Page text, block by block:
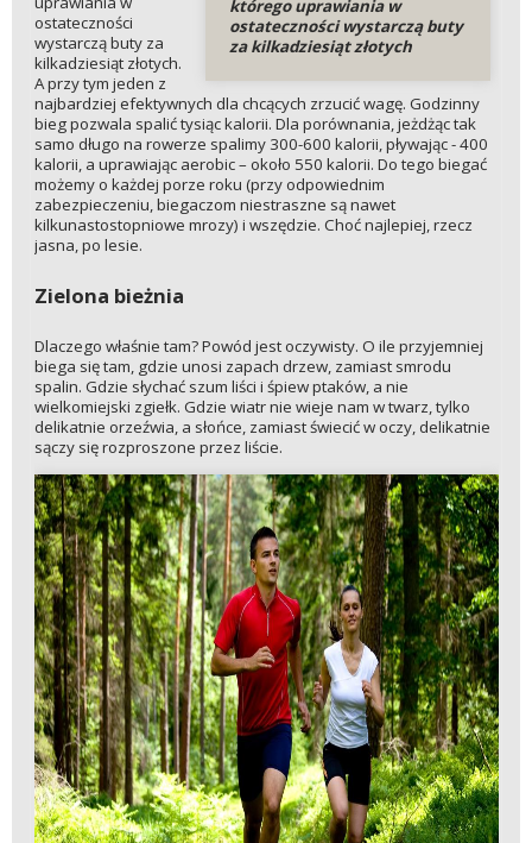
którego uprawiania w
ostateczności wystarczą buty
za kilkadziesiąt złotych
ostateczności
wystarczą buty za
kilkadziesiąt złotych.
A przy tym jeden z
najbardziej efektywnych dla chcących zrzucić wagę. Godzinny
bieg pozwala spalić tysiąc kalorii. Dla porównania, jeżdżąc tak
samo długo na rowerze spalimy 300-600 kalorii, pływając - 400
kalorii, a uprawiając aerobic – około 550 kalorii. Do tego biegać
możemy o każdej porze roku (przy odpowiednim
zabezpieczeniu, biegaczom niestraszne są nawet
kilkunastostopniowe mrozy) i wszędzie. Choć najlepiej, rzecz
jasna, po lesie.
Zielona bieżnia
Dlaczego właśnie tam? Powód jest oczywisty. O ile przyjemniej
biega się tam, gdzie unosi zapach drzew, zamiast smrodu
spalin. Gdzie słychać szum liści i śpiew ptaków, a nie
wielkomiejski zgiełk. Gdzie wiatr nie wieje nam w twarz, tylko
delikatnie orzeźwia, a słońce, zamiast świecić w oczy, delikatnie
sączy się rozproszone przez liście.